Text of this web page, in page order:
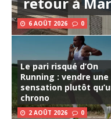
6 AOÛT 2026 0
Le pari risqué d’On
Running : vendre une
sensation plutôt
chrono
2 AOÛT 2026 0